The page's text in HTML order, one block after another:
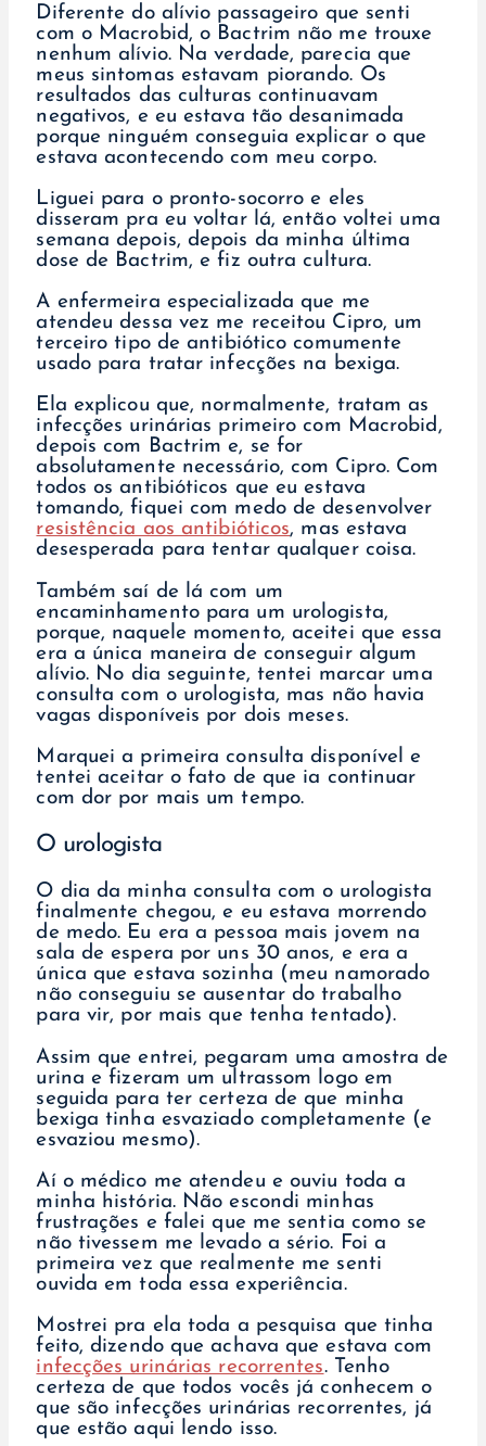
Diferente do alívio passageiro que senti
com o Macrobid, o Bactrim não me trouxe
nenhum alívio. Na verdade, parecia que
meus sintomas estavam piorando. Os
resultados das culturas continuavam
negativos, e eu estava tão desanimada
porque ninguém conseguia explicar o que
estava acontecendo com meu corpo.
Liguei para o pronto-socorro e eles
disseram pra eu voltar lá, então voltei uma
semana depois, depois da minha última
dose de Bactrim, e fiz outra cultura.
A enfermeira especializada que me
atendeu dessa vez me receitou Cipro, um
terceiro tipo de antibiótico comumente
usado para tratar infecções na bexiga.
Ela explicou que, normalmente, tratam as
infecções urinárias primeiro com Macrobid,
depois com Bactrim e, se for
absolutamente necessário, com Cipro. Com
todos os antibióticos que eu estava
tomando, fiquei com medo de desenvolver
resistência aos antibióticos, mas estava
desesperada para tentar qualquer coisa.
Também saí de lá com um
encaminhamento para um urologista,
porque, naquele momento, aceitei que essa
era a única maneira de conseguir algum
alívio. No dia seguinte, tentei marcar uma
consulta com o urologista, mas não havia
vagas disponíveis por dois meses.
Marquei a primeira consulta disponível e
tentei aceitar o fato de que ia continuar
com dor por mais um tempo.
O urologista
O dia da minha consulta com o urologista
finalmente chegou, e eu estava morrendo
de medo. Eu era a pessoa mais jovem na
sala de espera por uns 30 anos, e era a
única que estava sozinha (meu namorado
não conseguiu se ausentar do trabalho
para vir, por mais que tenha tentado).
Assim que entrei, pegaram uma amostra de
urina e fizeram um ultrassom logo em
seguida para ter certeza de que minha
bexiga tinha esvaziado completamente (e
esvaziou mesmo).
Aí o médico me atendeu e ouviu toda a
minha história. Não escondi minhas
frustrações e falei que me sentia como se
não tivessem me levado a sério. Foi a
primeira vez que realmente me senti
ouvida em toda essa experiência.
Mostrei pra ela toda a pesquisa que tinha
feito, dizendo que achava que estava com
infecções urinárias recorrentes. Tenho
certeza de que todos vocês já conhecem o
que são infecções urinárias recorrentes, já
que estão aqui lendo isso.